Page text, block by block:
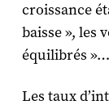
croissance
baisse », les
équilibrés
Les taux